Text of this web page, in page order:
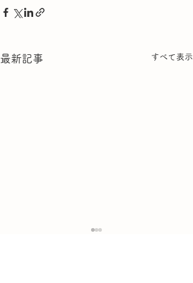
最新記事 すべて表示